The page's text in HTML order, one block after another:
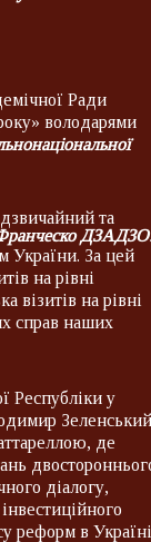
Ради
володарями
та
ДЗАДЗО
України. За цей
на рівні
візитів на рівні
справ наших
Республіки у
Зеленський
де
діалогу,
реформ в Україні